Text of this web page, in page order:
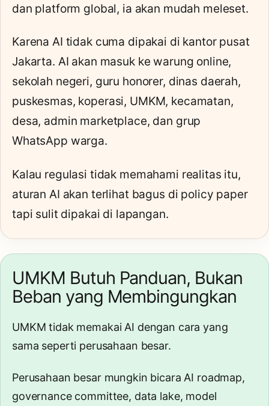
dan platform global, ia akan mudah meleset.
Karena AI tidak cuma dipakai di kantor pusat
Jakarta. AI akan masuk ke warung online,
sekolah negeri, guru honorer, dinas daerah,
puskesmas, koperasi, UMKM, kecamatan,
desa, admin marketplace, dan grup
WhatsApp warga.
Kalau regulasi tidak memahami realitas itu,
aturan AI akan terlihat bagus di policy paper
tapi sulit dipakai di lapangan.
UMKM Butuh Panduan, Bukan
Beban yang Membingungkan
UMKM tidak memakai AI dengan cara yang
sama seperti perusahaan besar.
Perusahaan besar mungkin bicara AI roadmap,
governance committee, data lake, model